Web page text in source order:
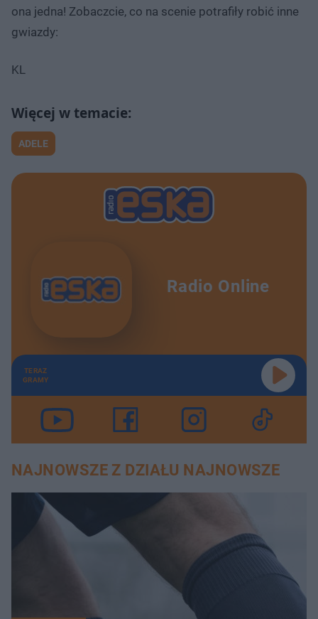
ona jedna! Zobaczcie, co na scenie potrafiły robić inne
gwiazdy:
KL
ADELE
Radio Online
TERAZ
GRAMY
NAJNOWSZE Z DZIAŁU NAJNOWSZE